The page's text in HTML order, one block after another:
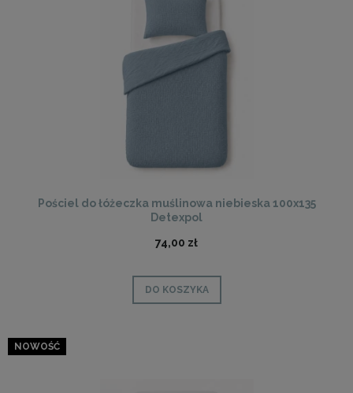
Pościel do łóżeczka muślinowa niebieska 100x135
Detexpol
74,00 zł
DO KOSZYKA
NOWOŚĆ